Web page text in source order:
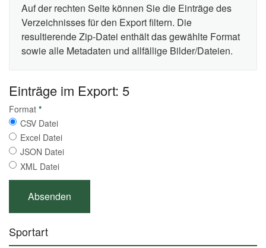
Auf der rechten Seite können Sie die Einträge des
Verzeichnisses für den Export filtern. Die
resultierende Zip-Datei enthält das gewählte Format
sowie alle Metadaten und allfällige Bilder/Dateien.
Einträge im Export: 5
Format *
CSV Datei
Excel Datei
JSON Datei
XML Datei
Sportart